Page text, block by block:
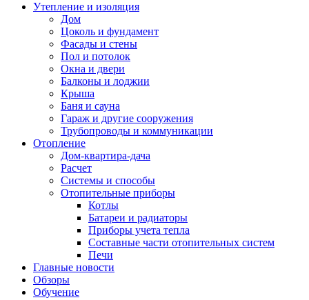
Утепление и изоляция
Дом
Цоколь и фундамент
Фасады и стены
Пол и потолок
Окна и двери
Балконы и лоджии
Крыша
Баня и сауна
Гараж и другие сооружения
Трубопроводы и коммуникации
Отопление
Дом-квартира-дача
Расчет
Системы и способы
Отопительные приборы
Котлы
Батареи и радиаторы
Приборы учета тепла
Составные части отопительных систем
Печи
Главные новости
Обзоры
Обучение